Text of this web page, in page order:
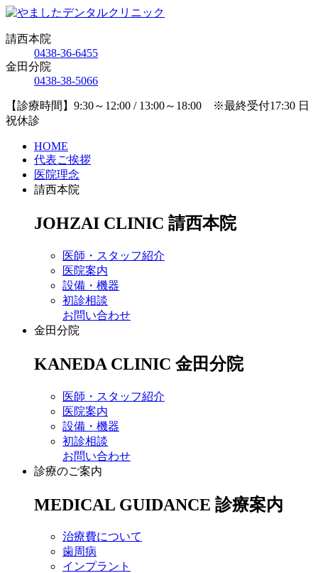
請西本院
0438-36-6455
金田分院
0438-38-5066
【診療時間】9:30～12:00 / 13:00～18:00 ※最終受付17:30 日
祝休診
HOME
代表ご挨拶
医院理念
請西本院
JOHZAI CLINIC 請西本院
医師・スタッフ紹介
医院案内
設備・機器
初診相談
お問い合わせ
金田分院
KANEDA CLINIC 金田分院
医師・スタッフ紹介
医院案内
設備・機器
初診相談
お問い合わせ
診療のご案内
MEDICAL GUIDANCE 診療案内
治療費について
歯周病
インプラント